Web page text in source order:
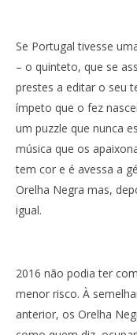
Se Portugal tivesse
– o quinteto, que se
prestes a editar o seu
ímpeto que o fez
um puzzle que nunca
música que os
tem cor e é avessa a
Orelha Negra mas,
igual.
2016 não podia ter
menor risco. À
anterior, os Orelha